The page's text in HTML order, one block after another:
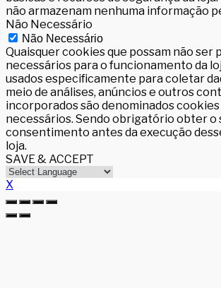
não armazenam nenhuma informação
Não Necessário
Não Necessário
Quaisquer cookies que possam não
necessários para o funcionamento da
usados especificamente para coletar
meio de análises, anúncios e outros
incorporados são denominados cookies
necessários. Sendo obrigatório obter o
consentimento antes da execução
loja.
SAVE & ACCEPT
X